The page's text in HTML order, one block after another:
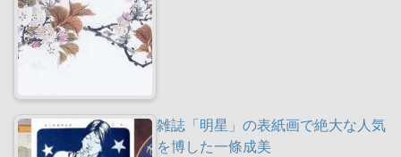
雑誌「明星」の表紙画で絶大な人気
を博した一條成美